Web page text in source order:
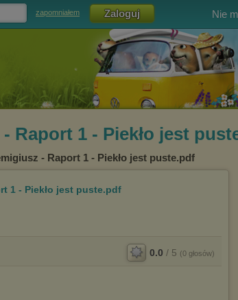
zapomniałem Nie
Raport 1 - Piekło jest
- Raport 1 - Piekło jest puste.pdf
1 - Piekło jest puste.pdf
0.0 / 5 (0 głosów)